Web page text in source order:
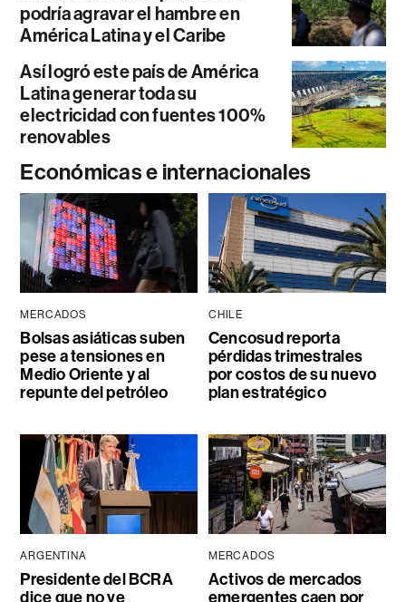
podría agravar el hambre en
América Latina y el Caribe
Así logró este país de América
Latina generar toda su
electricidad con fuentes 100%
renovables
Económicas e internacionales
MERCADOS
Bolsas asiáticas suben
pese a tensiones en
Medio Oriente y al
repunte del petróleo
CHILE
Cencosud reporta
pérdidas trimestrales
por costos de su nuevo
plan estratégico
ARGENTINA
Presidente del BCRA
dice que no ve
MERCADOS
Activos de mercados
emergentes caen por